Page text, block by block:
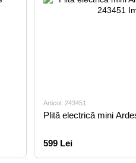
Articol: 243451
Plită electrică mini
599 Lei